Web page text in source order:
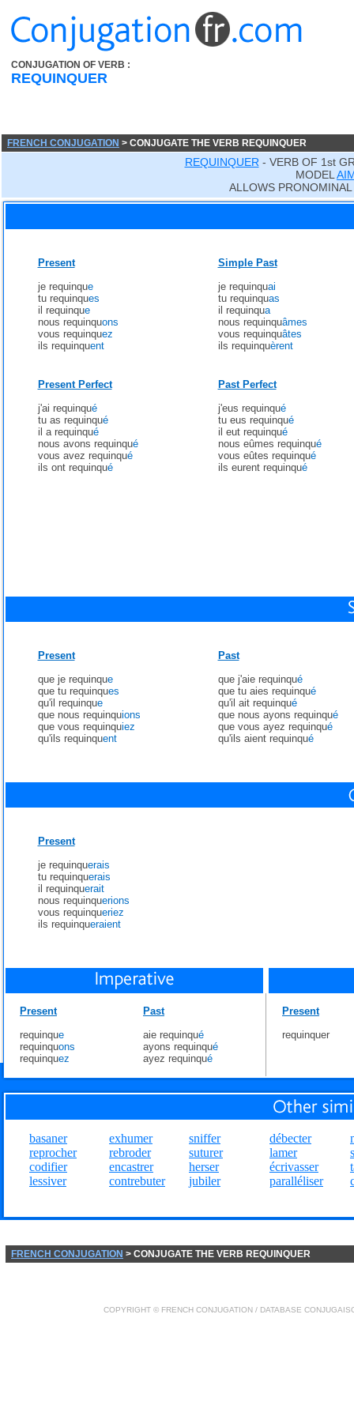
CONJUGATION OF VERB :
REQUINQUER
FRENCH CONJUGATION > CONJUGATE THE VERB REQUINQUER
REQUINQUER - VERB OF 1st
MODEL
ALLOWS
Present
je requinque
tu requinques
il requinque
nous requinquons
vous requinquez
ils requinquent
Simple Past
je requinquai
tu requinquas
il requinqua
nous requinquâmes
vous requinquâtes
ils requinquèrent
Present Perfect
j'ai requinqué
tu as requinqué
il a requinqué
nous avons requinqué
vous avez requinqué
ils ont requinqué
Past Perfect
j'eus requinqué
tu eus requinqué
il eut requinqué
nous eûmes requinqué
vous eûtes requinqué
ils eurent requinqué
Present
que je requinque
que tu requinques
qu'il requinque
que nous requinquions
que vous requinquiez
qu'ils requinquent
Past
que j'aie requinqué
que tu aies requinqué
qu'il ait requinqué
que nous ayons requinqué
que vous ayez requinqué
qu'ils aient requinqué
Present
je requinquerais
tu requinquerais
il requinquerait
nous requinquerions
vous requinqueriez
ils requinqueraient
Present
requinque
requinquons
requinquez
Past
aie requinqué
ayons requinqué
ayez requinqué
Present
requinquer
basaner
reprocher
codifier
lessiver
exhumer
rebroder
encastrer
contrebuter
sniffer
suturer
herser
jubiler
débecter
lamer
écrivasser
paralléliser
FRENCH CONJUGATION > CONJUGATE THE VERB REQUINQUER
COPYRIGHT © FRENCH CONJUGATION / DATABASE